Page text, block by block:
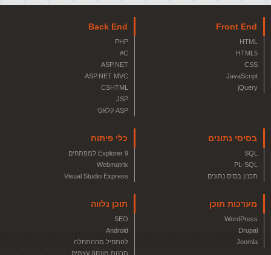
Front End
HTML
HTML5
CSS
JavaScript
jQuery
Back End
PHP
C#
ASP.NET
ASP.NET MVC
CSHTML
JSP
ASP קלאסי
בסיסי נתונים
SQL
PL-SQL
תכנון בסיס נתונים
כלי פיתוח
Explorer 9 למפתחים
Webmatrix
Visual Studio Express
מערכות תוכן
WordPress
Drupal
Joomla
תוכן נלווה
SEO
Android
להתחיל מההתחלה
תכנות מונחה עצמים